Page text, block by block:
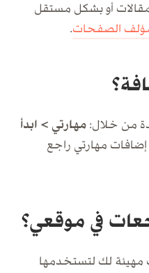
أو بشكل مستقل
الصفحات.
من خلال:مهارتي > ابدأ
مهارتي راجع
في موقعي؟
مهيئة لك لتستخدمها